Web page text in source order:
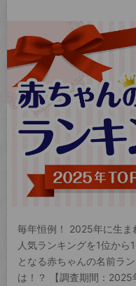
毎年恒例！ 2025年に生ま
人気ランキングを1位か
となる赤ちゃんの名前ラ
は！？ 【調査期間：